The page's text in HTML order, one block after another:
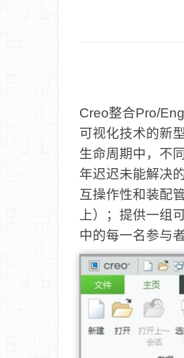
Creo整合Pro/
可视化技术的新
生命周期中，不
年迟迟未能解决
互操作性和装配
上）；提供一组
中的每一名参与